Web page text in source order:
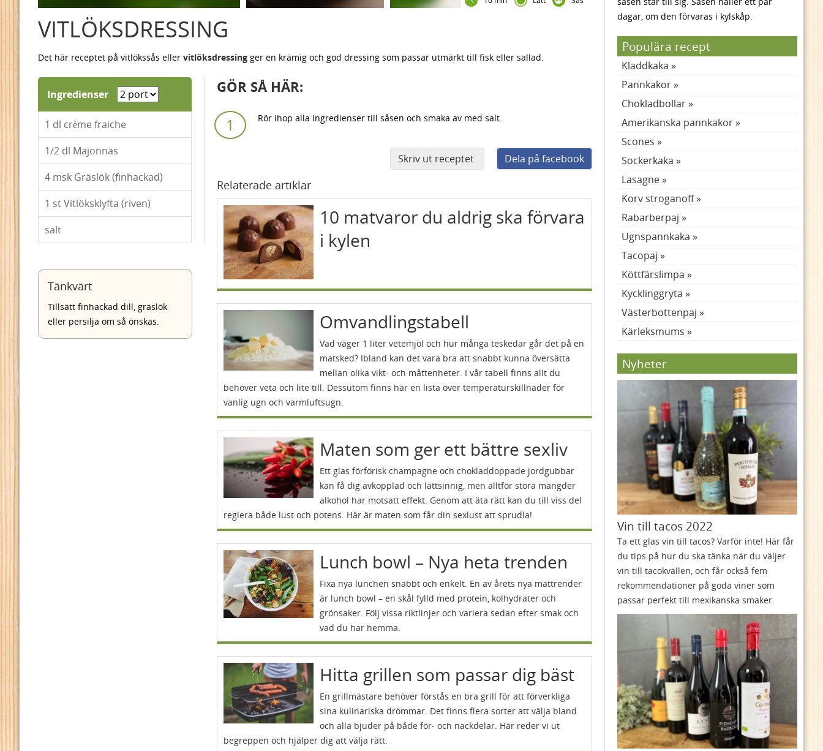
VITLÖKSDRESSING
Det här receptet på vitlökssås eller vitlöksdressing ger en krämig och god dressing som passar utmärkt till fisk eller sallad.
Ingredienser
1 dl crème fraiche
1/2 dl Majonnäs
4 msk Gräslök (finhackad)
1 st Vitlöksklyfta (riven)
salt
Tänkvärt
Tillsätt finhackad dill, gräslök
eller persilja om så önskas.
GÖR SÅ HÄR:
Rör ihop alla ingredienser till såsen och smaka av med salt.
Skriv ut receptet Dela på facebook
Relaterade artiklar
10 matvaror du aldrig ska förvara
i kylen
Omvandlingstabell
Vad väger 1 liter vetemjöl och hur många teskedar går det på en
matsked? Ibland kan det vara bra att snabbt kunna översätta
mellan olika vikt- och måttenheter. I vår tabell finns allt du
behöver veta och lite till. Dessutom finns här en lista över temperaturskillnader för
vanlig ugn och varmluftsugn.
Maten som ger ett bättre sexliv
Ett glas förförisk champagne och chokladdoppade jordgubbar
kan få dig avkopplad och lättsinnig, men alltför stora mängder
alkohol har motsatt effekt. Genom att äta rätt kan du till viss del
reglera både lust och potens. Här är maten som får din sexlust att sprudla!
Lunch bowl – Nya heta trenden
Fixa nya lunchen snabbt och enkelt. En av årets nya mattrender
är lunch bowl – en skål fylld med protein, kolhydrater och
grönsaker. Följ vissa riktlinjer och variera sedan efter smak och
vad du har hemma.
Hitta grillen som passar dig bäst
En grillmästare behöver förstås en bra grill för att förverkliga
sina kulinariska drömmar. Det finns flera sorter att välja bland
och alla bjuder på både för- och nackdelar. Här reder vi ut
begreppen och hjälper dig att välja rätt.
dagar, om den förvaras i kylskåp.
Populära recept
Kladdkaka
Pannkakor
Chokladbollar
Amerikanska pannkakor
Scones
Sockerkaka
Lasagne
Korv stroganoff
Rabarberpaj
Ugnspannkaka
Tacopaj
Köttfärslimpa
Kycklinggryta
Västerbottenpaj
Kärleksmums
Nyheter
Vin till tacos 2022
Ta ett glas vin till tacos? Varför inte! Här får
du tips på hur du ska tänka när du väljer
vin till tacokvällen, och får också fem
rekommendationer på goda viner som
passar perfekt till mexikanska smaker.